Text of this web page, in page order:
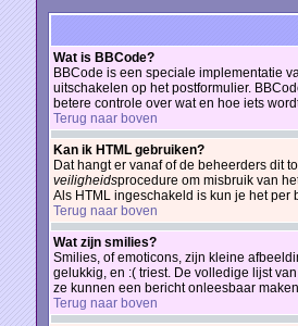
Wat is BBCode?
BBCode is een speciale implementatie
uitschakelen op het postformulier.
betere controle over wat en hoe iets
Terug naar boven
Kan ik HTML gebruiken?
Dat hangt er vanaf of de beheerders dit
veiligheidsprocedure om misbruik van
Als HTML ingeschakeld is kun je het per
Terug naar boven
Wat zijn smilies?
Smilies, of emoticons, zijn kleine
gelukkig, en :( triest. De volledige lijst
ze kunnen een bericht onleesbaar
Terug naar boven